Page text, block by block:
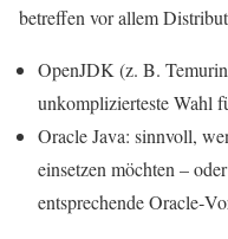
betreffen vor allem
OpenJDK (z. B.
unkomplizierteste Wahl
Oracle Java: sinnvoll,
einsetzen möchten –
entsprechende